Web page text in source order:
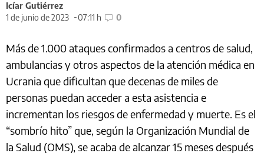
Icíar Gutiérrez
1 de junio de 2023
07:11 h 0
Más de 1.000 ataques confirmados a centros de salud,
ambulancias y otros aspectos de la atención médica en
Ucrania que dificultan que decenas de miles de
personas puedan acceder a esta asistencia e
incrementan los riesgos de enfermedad y muerte. Es el
“sombrío hito” que, según la Organización Mundial de
la Salud (OMS), se acaba de alcanzar 15 meses después